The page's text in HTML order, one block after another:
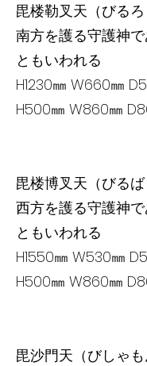
毘楼勒叉天（びるろ
南方を護る守護神
ともいわれる
H1230㎜ W660㎜
H500㎜ W860㎜
毘楼博叉天（びるば
西方を護る守護神
ともいわれる
H1550㎜ W530㎜
H500㎜ W860㎜
毘沙門天（びしゃも